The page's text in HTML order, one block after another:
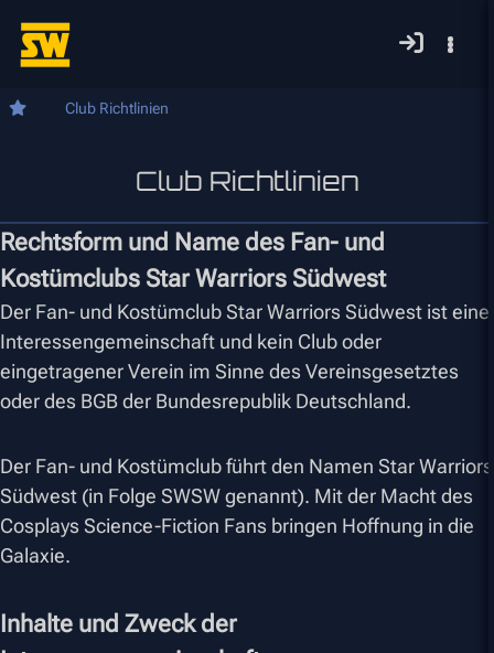
Club Richtlinien
Club Richtlinien
Rechtsform und Name des Fan- und
Kostümclubs Star Warriors Südwest
Der Fan- und Kostümclub Star Warriors Südwest ist eine
Interessengemeinschaft und kein Club oder
eingetragener Verein im Sinne des Vereinsgesetztes
oder des BGB der Bundesrepublik Deutschland.
Der Fan- und Kostümclub führt den Namen Star Warriors
Südwest (in Folge SWSW genannt). Mit der Macht des
Cosplays Science-Fiction Fans bringen Hoffnung in die
Galaxie.
Inhalte und Zweck der